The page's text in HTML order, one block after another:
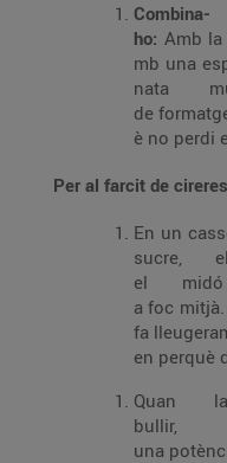
Combina-
ho: Amb
mb una
nata
de
è no perdi
Per al farcit de
En un
sucre,
el
a foc
fa
en perquè
Quan
una